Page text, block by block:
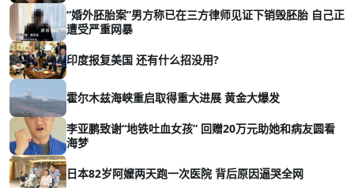
“婚外胚胎案”男方称已在三方律师见证下销毁胚胎 自己正
遭受严重网暴
印度报复美国 还有什么招没用?
霍尔木兹海峡重启取得重大进展 黄金大爆发
李亚鹏致谢“地铁吐血女孩” 回赠20万元助她和病友圆看
海梦
日本82岁阿嬤两天跑一次医院 背后原因逼哭全网